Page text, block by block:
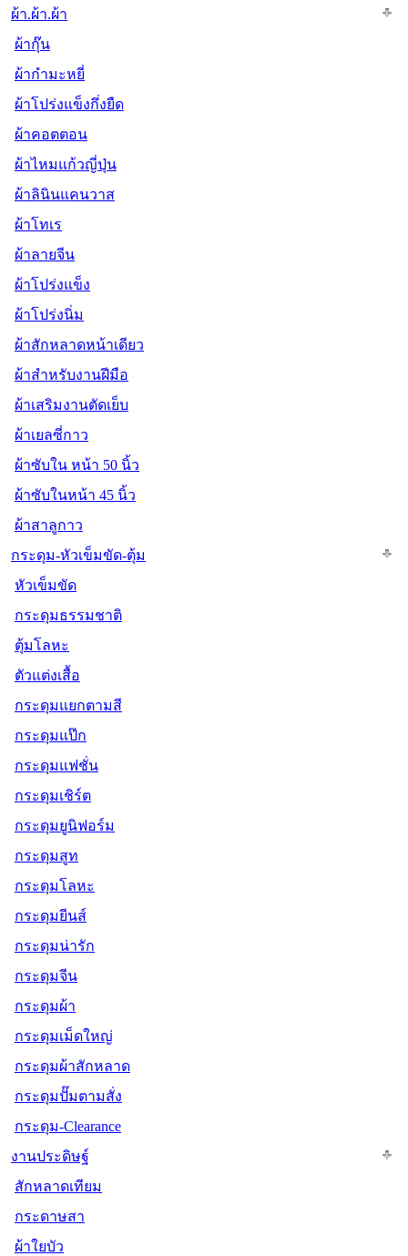
ผ้า.ผ้า.ผ้า
ผ้ากุ๊น
ผ้ากำมะหยี่
ผ้าโปร่งแข็งกึ่งยืด
ผ้าคอตตอน
ผ้าไหมแก้วญี่ปุ่น
ผ้าลินินแคนวาส
ผ้าโทเร
ผ้าลายจีน
ผ้าโปร่งแข็ง
ผ้าโปร่งนิ่ม
ผ้าสักหลาดหน้าเดียว
ผ้าสำหรับงานฝีมือ
ผ้าเสริมงานตัดเย็บ
ผ้าเยลซี่กาว
ผ้าซับใน หน้า 50 นิ้ว
ผ้าซับในหน้า 45 นิ้ว
ผ้าสาลูกาว
กระดุม-หัวเข็มขัด-ตุ้ม
หัวเข็มขัด
กระดุมธรรมชาติ
ตุ้มโลหะ
ตัวแต่งเสื้อ
กระดุมแยกตามสี
กระดุมแป๊ก
กระดุมแฟชั่น
กระดุมเชิร์ต
กระดุมยูนิฟอร์ม
กระดุมสูท
กระดุมโลหะ
กระดุมยีนส์
กระดุมน่ารัก
กระดุมจีน
กระดุมผ้า
กระดุมเม็ดใหญ่
กระดุมผ้าสักหลาด
กระดุมปั๊มตามสั่ง
กระดุม-Clearance
งานประดิษฐ์
สักหลาดเทียม
กระดาษสา
ผ้าใยบัว